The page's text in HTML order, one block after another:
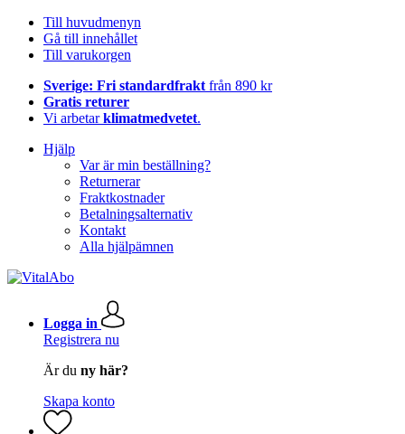
Till huvudmenyn
Gå till innehållet
Till varukorgen
Sverige: Fri standardfrakt från 890 kr
Gratis returer
Vi arbetarklimatmedvetet.
Hjälp
Var är min beställning?
Returnerar
Fraktkostnader
Betalningsalternativ
Kontakt
Alla hjälpämnen
Logga in
Registrera nu
Är du ny här?
Skapa konto